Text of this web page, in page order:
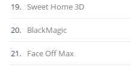
19. Sweet Home 3D
20. BlackMagic
21. Face Off Max